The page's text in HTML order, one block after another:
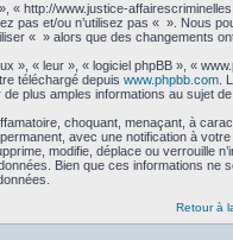
http://www.justice-
pas et/ou n’utilisez pas « ». Nous
« » alors que des changements
», « leur », « logiciel phpBB », «
téléchargé depuis www.phpbb.com.
plus amples informations au sujet
choquant, menaçant, à
avec une notification à
modifie, déplace ou verrouille
Bien que ces informations
Retour à